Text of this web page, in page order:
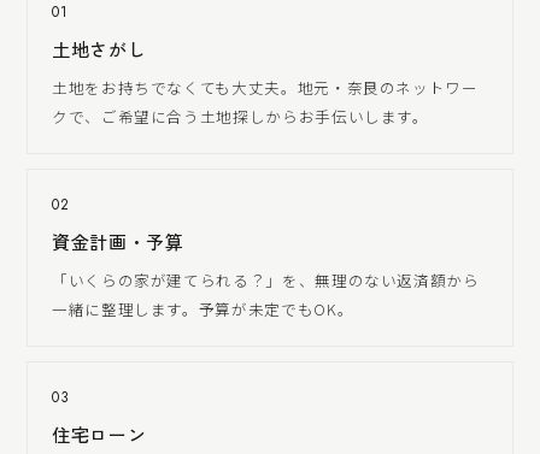
01
土地さがし
土地をお持ちでなくても大丈夫。地元・奈良のネットワー
クで、ご希望に合う土地探しからお手伝いします。
02
資金計画・予算
「いくらの家が建てられる？」を、無理のない返済額から
一緒に整理します。予算が未定でもOK。
03
住宅ローン